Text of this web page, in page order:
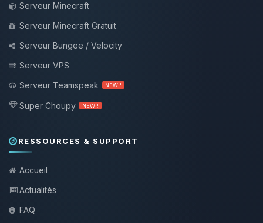
Serveur Minecraft
Serveur Minecraft Gratuit
Serveur Bungee / Velocity
Serveur VPS
Serveur Teamspeak
NEW !
Super Choupy NEW !
RESSOURCES & SUPPORT
Accueil
Actualités
FAQ